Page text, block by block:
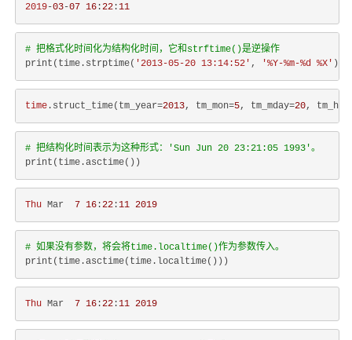
2019-03-07 16 :22 :11
# 把格式化时间化为结构化时间，它和strftime()是逆操作
print(time.strptime( '2013-05-20 13:14:52' , '%Y-%m-%d %X'
time .struct_time(tm_year=2013, tm_mon=5, tm_mday=20,
# 把结构化时间表示为这种形式：'Sun Jun 20 23:21:05 1993'。
Thu Mar 7 16 :22 :11 2019
# 如果没有参数，将会将time.localtime()作为参数传入。
Thu Mar 7 16 :22 :11 2019